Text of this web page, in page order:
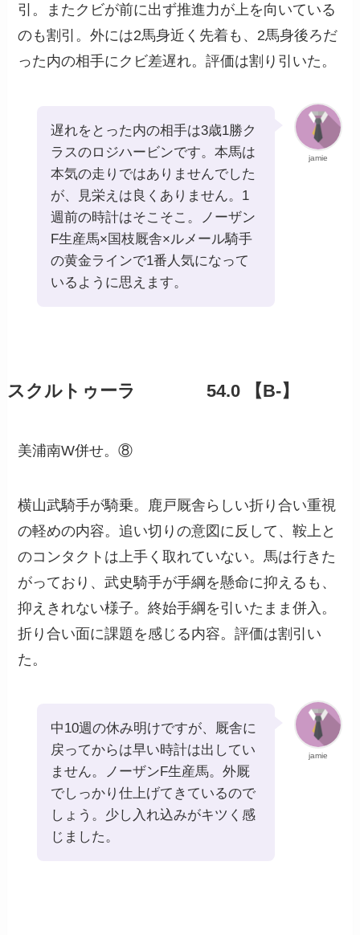
引。またクビが前に出ず推進力が上を向いている
のも割引。外には2馬身近く先着も、2馬身後ろだ
った内の相手にクビ差遅れ。評価は割り引いた。
jamie
遅れをとった内の相手は3歳1勝ク
ラスのロジハービンです。本馬は
本気の走りではありませんでした
が、見栄えは良くありません。1
週前の時計はそこそこ。ノーザン
F生産馬×国枝厩舎×ルメール騎手
の黄金ラインで1番人気になって
いるように思えます。
スクルトゥーラ 54.0 【B-】
美浦南W併せ。⑧
横山武騎手が騎乗。鹿戸厩舎らしい折り合い重視
の軽めの内容。追い切りの意図に反して、鞍上と
のコンタクトは上手く取れていない。馬は行きた
がっており、武史騎手が手綱を懸命に抑えるも、
抑えきれない様子。終始手綱を引いたまま併入。
折り合い面に課題を感じる内容。評価は割引い
た。
jamie
中10週の休み明けですが、厩舎に
戻ってからは早い時計は出してい
ません。ノーザンF生産馬。外厩
でしっかり仕上げてきているので
しょう。少し入れ込みがキツく感
じました。